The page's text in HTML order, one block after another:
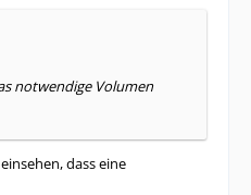
notwendige Volumen
dass eine